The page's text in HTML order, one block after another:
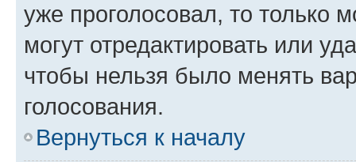
уже проголосовал, то только
могут отредактировать или
чтобы нельзя было менять
голосования.
Вернуться к началу